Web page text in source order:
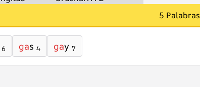
5 Palabras
6 gas 4 gay 7